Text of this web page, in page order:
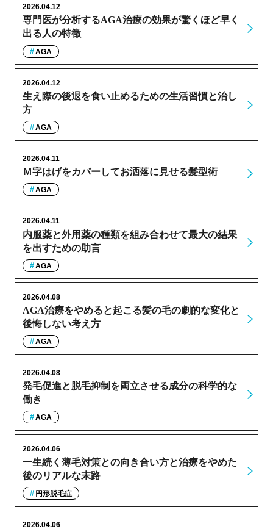
専門医が分析するAGA治療の効果が驚くほど早く
出る人の特徴
2026.04.12
AGA
生え際の後退を食い止めるための生活習慣と治し
方
2026.04.12
AGA
Ｍ字はげをカバーしてお洒落に見せる髪型術
2026.04.11
AGA
内服薬と外用薬の種類を組み合わせて最大の結果
を出すための助言
2026.04.11
AGA
AGA治療をやめると起こる髪の毛の劇的な変化と
後悔しない考え方
2026.04.08
AGA
発毛促進と脱毛抑制を両立させる成分の科学的な
働き
2026.04.08
AGA
一生続く薄毛対策との向き合い方と治療をやめた
後のリアルな末路
2026.04.06
円形脱毛症
2026.04.06